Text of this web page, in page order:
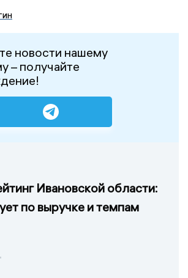
новости нашему
– получайте
Ивановской области:
по выручке и темпам